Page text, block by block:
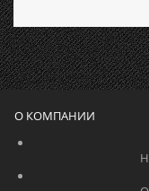
О КОМПАНИИ